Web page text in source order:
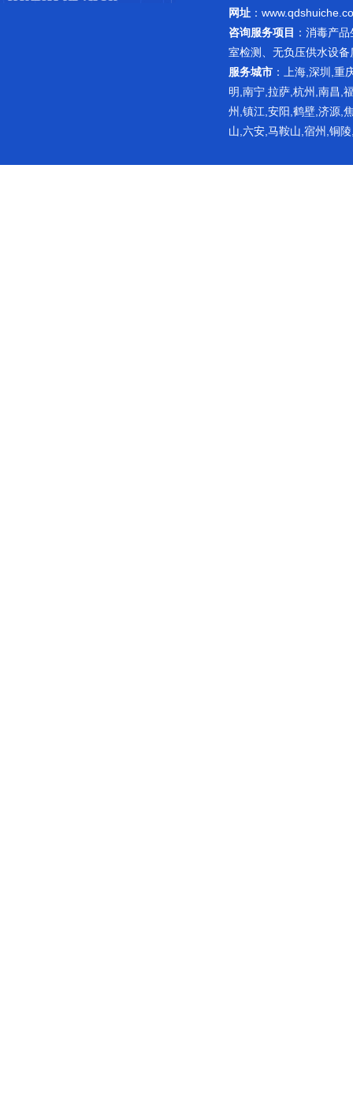
网址 ：
咨询服务项目 ： 消毒产品
室检测
、无负压供水设
服务城市 ：上海,深圳,重
明,南宁,拉萨,杭州,南昌,
州,镇江,安阳,鹤壁,济源,
山,六安,马鞍山,宿州,铜